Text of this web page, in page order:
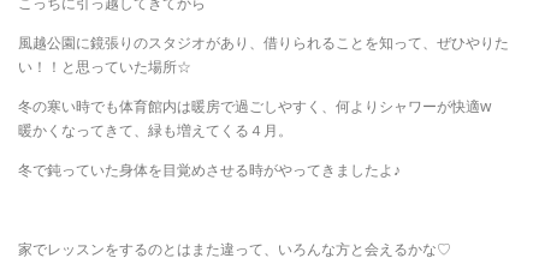
風越公園に鏡張りのスタジオがあり、借りられることを知って、ぜひやりた
い！！と思っていた場所☆
冬の寒い時でも体育館内は暖房で過ごしやすく、何よりシャワーが快適w
暖かくなってきて、緑も増えてくる４月。
冬で鈍っていた身体を目覚めさせる時がやってきましたよ♪
家でレッスンをするのとはまた違って、いろんな方と会えるかな♡